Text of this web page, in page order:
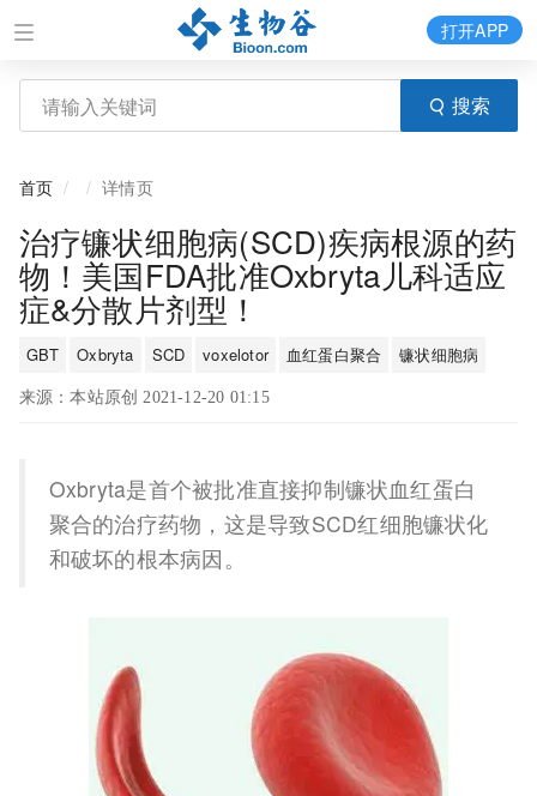
搜索
打开APP
首页 详情页
治疗镰状细胞病(SCD)疾病根源的药
物！美国FDA批准Oxbryta儿科适应
症&分散片剂型！
GBT Oxbryta SCD voxelotor 血红蛋白聚合 镰状细胞病
来源：本站原创 2021-12-20 01:15
Oxbryta是首个被批准直接抑制镰状血红蛋白
聚合的治疗药物，这是导致SCD红细胞镰状化
和破坏的根本病因。